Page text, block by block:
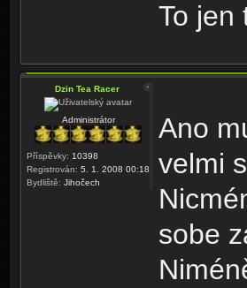
To jen
Dzin Tea Racer
Administrátor
Příspěvky: 10398
Registrován: 5. 1. 2008 00:18
Bydliště: Jihočech
Ano
velmi
sobe